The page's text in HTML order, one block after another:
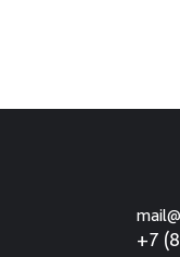
+7